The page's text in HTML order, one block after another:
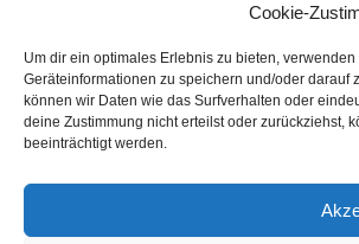
Cookie-
Um dir ein optimales Erlebnis zu bieten,
Geräteinformationen zu speichern und/oder darauf
können wir Daten wie das Surfverhalten oder
deine Zustimmung nicht erteilst oder zurückziehst,
beeinträchtigt werden.